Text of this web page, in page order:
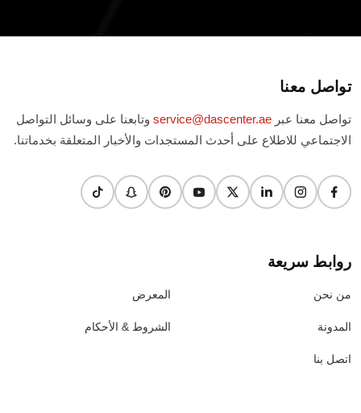
تواصل معنا
تواصل معنا عبر service@dascenter.ae وتابعنا على وسائل التواصل
الاجتماعي للاطلاع على أحدث المستجدات والأخبار المتعلقة بخدماتنا.
روابط سريعة
من نحن
المدونة
اتصل بنا
المعرض
الشروط & الأحكام